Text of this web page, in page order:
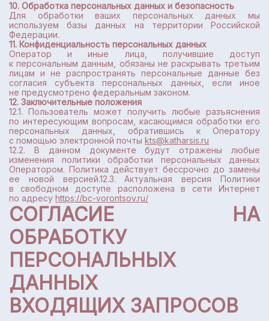
10. Обработка персональных данных и безопасность
Для обработки ваших персональных данных мы
используем базы данных на территории Российской
Федерации.
11. Конфиденциальность персональных данных
Оператор и иные лица, получившие доступ
к персональным данным, обязаны не раскрывать третьим
лицам и не распространять персональные данные без
согласия субъекта персональных данных, если иное
не предусмотрено федеральным законом.
12. Заключительные положения
12.1. Пользователь может получить любые разъяснения
по интересующим вопросам, касающимся обработки его
персональных данных, обратившись к Оператору
с помощью электронной почты kts@katharsis.ru
12.2. В данном документе будут отражены любые
изменения политики обработки персональных данных
Оператором. Политика действует бессрочно до замены
ее новой версией.12.3. Актуальная версия Политики
в свободном доступе расположена в сети Интернет
по адресу https://bc-vorontsov.ru/
СОГЛАСИЕ НА
ОБРАБОТКУ
ПЕРСОНАЛЬНЫХ
ДАННЫХ
ВХОДЯЩИХ ЗАПРОСОВ